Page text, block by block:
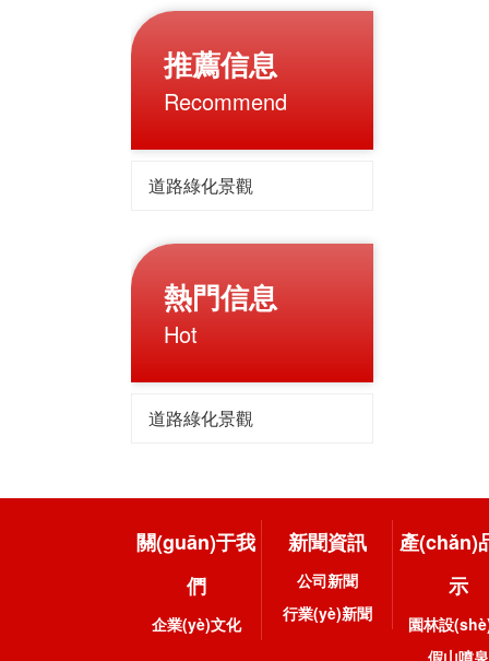
推薦信息
Recommend
道路綠化景觀
熱門信息
Hot
道路綠化景觀
關(guān)于我
們
企業(yè)文化
新聞資訊
公司新聞
行業(yè)新聞
產(chǎn)
示
園林設
假山噴泉